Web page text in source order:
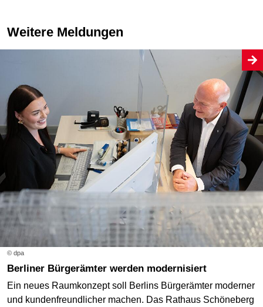
Weitere Meldungen
© dpa
Berliner Bürgerämter werden modernisiert
Ein neues Raumkonzept soll Berlins Bürgerämter moderner
und kundenfreundlicher machen. Das Rathaus Schöneberg